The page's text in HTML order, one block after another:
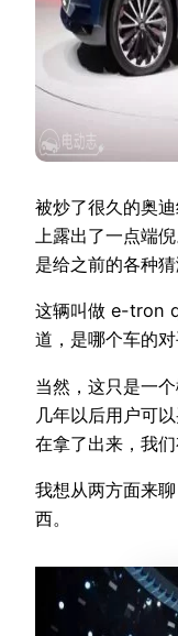
被炒了很久的奥
上露出了一点端
是给之前的各种猜
这辆叫做 e-tron
道，是哪个车的对
当然，这只是一
几年以后用户可
在拿了出来，我
我想从两方面来
西。